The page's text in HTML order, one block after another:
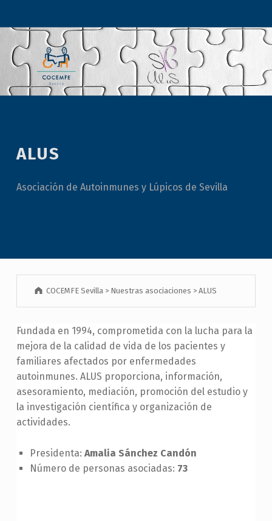
ALUS
Asociación de Autoinmunes y Lúpicos de Sevilla
COCEMFE Sevilla > Nuestras asociaciones >ALUS
Fundada en 1994, comprometida con la lucha para la
mejora de la calidad de vida de los pacientes y
familiares afectados por enfermedades
autoinmunes. ALUS proporciona, información,
asesoramiento, mediación, promoción del estudio y
la investigación científica y organización de
actividades.
Presidenta: Amalia Sánchez Candón
Número de personas asociadas: 73